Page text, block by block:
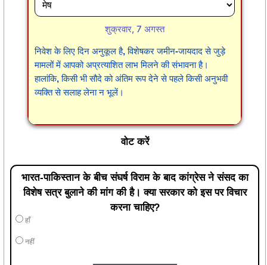
शुक्रवार, 7 अगस्त
निवेश के लिए दिन अनुकूल है, विशेषकर जमीन-जायदाद से जुड़े
मामलों में आपको अप्रत्याशित लाभ मिलने की संभावना है।
हालांकि, किसी भी सौदे को अंतिम रूप देने से पहले किसी अनुभवी
व्यक्ति से सलाह लेना न भूलें।
वोट करें
भारत-पाकिस्तान के बीच संघर्ष विराम के बाद कांग्रेस ने संसद का
विशेष सत्र बुलाने की मांग की है। क्या सरकार को इस पर विचार
करना चाहिए?
हाँ
नहीं